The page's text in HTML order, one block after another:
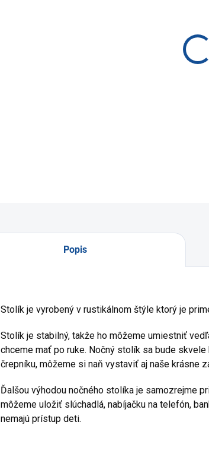
Popis
Stolík je vyrobený v rustikálnom štýle ktorý je
Stolík je stabilný, takže ho môžeme umiestniť
chceme mať po ruke. Nočný stolík sa bude
črepníku, môžeme si naň vystaviť aj naše krásne
Ďalšou výhodou nočného stolíka je samozrejme
môžeme uložiť slúchadlá, nabíjačku na telefón,
nemajú prístup deti.